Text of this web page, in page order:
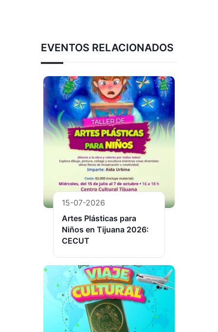
EVENTOS RELACIONADOS
15-07-2026
Artes Plásticas para
Niños en Tijuana 2026:
CECUT